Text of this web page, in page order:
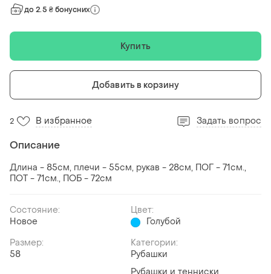
до 2.5 ₴ бонусних
Купить
Добавить в корзину
2 В избранное Задать вопрос
Описание
Длина - 85см, плечи - 55см, рукав - 28см, ПОГ - 71см.,
ПОТ - 71см., ПОБ - 72см
Состояние:
Новое
Цвет:
Голубой
Размер:
58
Категории:
Рубашки